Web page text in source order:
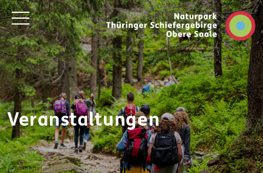
Veranstaltungen